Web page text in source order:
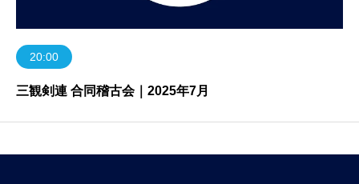
20:00
三観剣連 合同稽古会｜2025年7月